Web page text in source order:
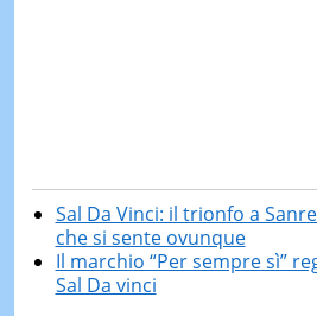
Sal Da Vinci: il trionfo a
che si sente ovunque
Il marchio “Per sempre sì”
Sal Da vinci